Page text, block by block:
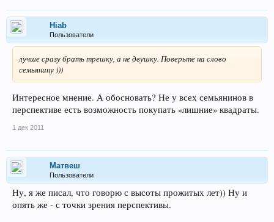
Hiab
Пользователи
лучше сразу брать трешку, а не двушку. Поверьте на слово
семьянину )))
Интересное мнение. А обосновать? Не у всех семьянинов в
перспективе есть возможность покупать «лишние» квадраты.
1 дек 2011
Матвеш
Пользователи
Ну, я же писал, что говорю с высоты прожитых лет)) Ну и
опять же - с точки зрения перспективы.